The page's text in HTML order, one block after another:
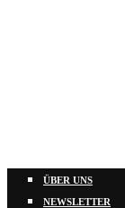
ÜBER UNS
NEWSLETTER